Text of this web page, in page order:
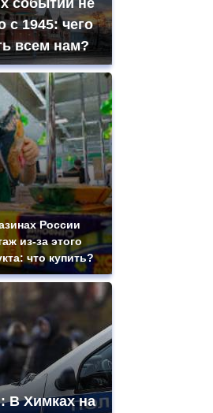
с 1945: чего
всем нам?
России
из-за этого
что купить?
В Химках на